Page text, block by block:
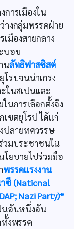
ารเมืองใน
งกลุ่มพรรคฝ่าย
มืองสายกลาง
บอบ
นลัทธิฟาสซิสต์
รปจนน่าเกรง
ในสเปนและ
นการเลือกตั้งจึง
เขตยุโรป ได้แก่
ปลายทศวรรษ
วมประชาชนใน
โยบายไปร่วมมือ
พรรคแรงงาน
ซี (National
Nazi Party)*
นอันหนึ่งอัน
งพรรค